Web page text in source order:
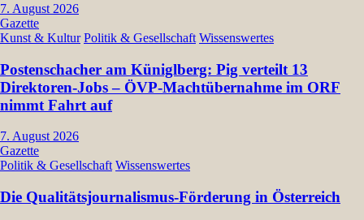
7. August 2026
Gazette
Kunst & Kultur Politik & Gesellschaft Wissenswertes
Postenschacher am Küniglberg: Pig verteilt 13
Direktoren-Jobs – ÖVP-Machtübernahme im ORF
nimmt Fahrt auf
7. August 2026
Gazette
Politik & Gesellschaft Wissenswertes
Die Qualitätsjournalismus-Förderung in Österreich